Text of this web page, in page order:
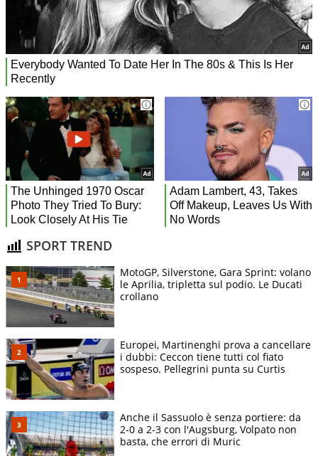
SPORT TREND
MotoGP, Silverstone, Gara Sprint: volano
le Aprilia, tripletta sul podio. Le Ducati
crollano
Europei, Martinenghi prova a cancellare
i dubbi: Ceccon tiene tutti col fiato
sospeso. Pellegrini punta su Curtis
Anche il Sassuolo è senza portiere: da
2-0 a 2-3 con l'Augsburg, Volpato non
basta, che errori di Muric